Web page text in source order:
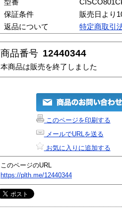
型番
保証条件
販売日より
返品について
特定商取引
商品番号 12440344
本商品は販売を終了しました
このページを印刷する
メールでURLを送る
お気に入りに追加する
このページのURL
https://plth.me/12440344